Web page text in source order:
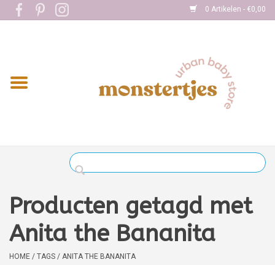
0 Artikelen - €0,00
Home
Kleding
Verzorging
Boekjes
Producten getagd met
Anita the Bananita
HOME / TAGS / ANITA THE BANANITA